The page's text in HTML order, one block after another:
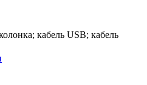
кабель USB; кабель